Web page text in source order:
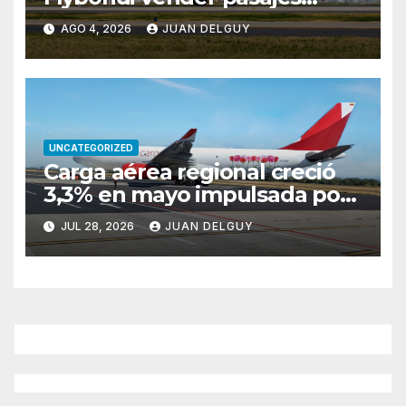
entre Buenos Aires y Río de
Janeiro tras reiteradas
cancelaciones
AGO 4, 2026 JUAN DELGUY
UNCATEGORIZED
Carga aérea regional creció
3,3% en mayo impulsada por
Brasil y Colombia
JUL 28, 2026 JUAN DELGUY